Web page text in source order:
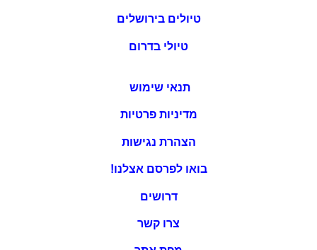
טיולים בירושלים
טיולי בדרום
תנאי שימוש
מדיניות פרטיות
הצהרת נגישות
בואו לפרסם אצלנו!
דרושים
צרו קשר